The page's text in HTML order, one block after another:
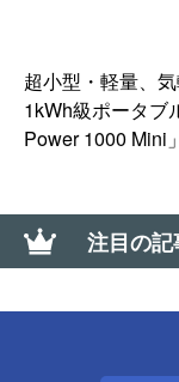
超小型・軽量、
1kWh級ポータブ
Power 1000 Mini
注目の
あきらめ